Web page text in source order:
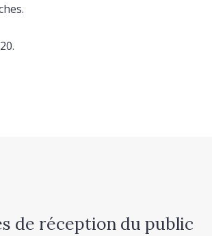
de réception du public